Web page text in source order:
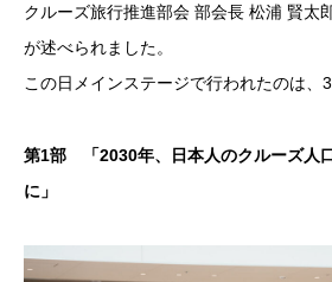
クルーズ旅行推進部会 部会長 松浦 賢太
が述べられました。
この日メインステージで行われたのは、
第1部 「2030年、日本人のクルーズ人
に」